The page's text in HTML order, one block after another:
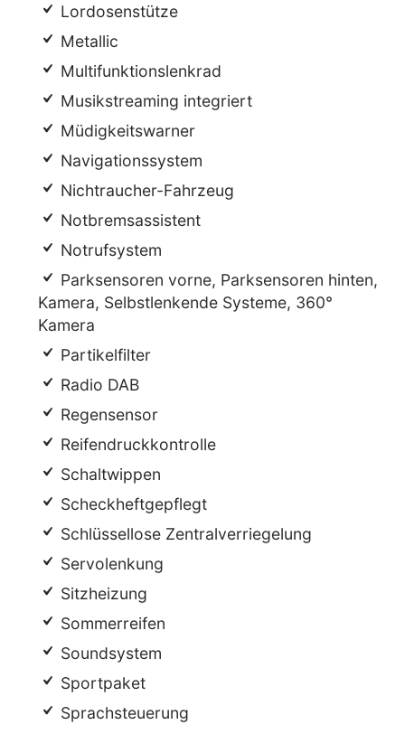
Lordosenstütze
Metallic
Multifunktionslenkrad
Musikstreaming integriert
Müdigkeitswarner
Navigationssystem
Nichtraucher-Fahrzeug
Notbremsassistent
Notrufsystem
Parksensoren vorne, Parksensoren hinten,
Kamera, Selbstlenkende Systeme, 360°
Kamera
Partikelfilter
Radio DAB
Regensensor
Reifendruckkontrolle
Schaltwippen
Scheckheftgepflegt
Schlüssellose Zentralverriegelung
Servolenkung
Sitzheizung
Sommerreifen
Soundsystem
Sportpaket
Sprachsteuerung